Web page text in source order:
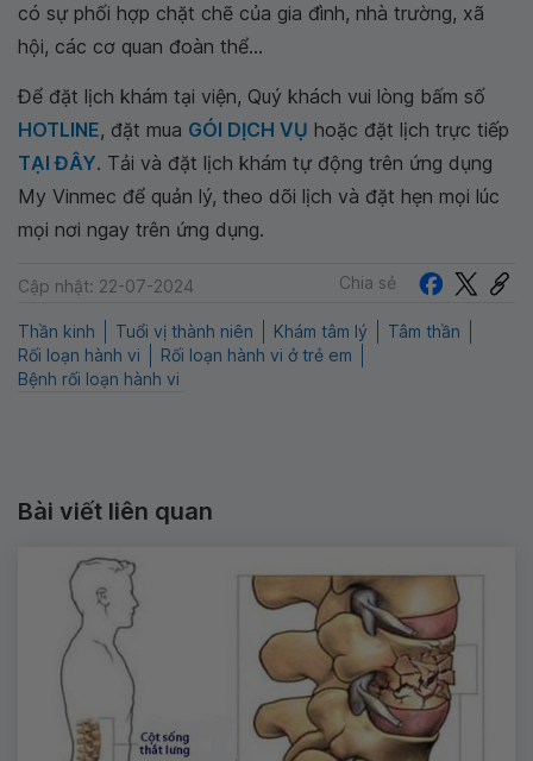
có sự phối hợp chặt chẽ của gia đình, nhà trường, xã
hội, các cơ quan đoàn thể...
Để đặt lịch khám tại viện, Quý khách vui lòng bấm số
HOTLINE, đặt mua GÓI DỊCH VỤ hoặc đặt lịch trực tiếp
TẠI ĐÂY. Tải và đặt lịch khám tự động trên ứng dụng
My Vinmec để quản lý, theo dõi lịch và đặt hẹn mọi lúc
mọi nơi ngay trên ứng dụng.
Cập nhật: 22-07-2024 Chia sẻ
Thần kinh Tuổi vị thành niên Khám tâm lý
Tâm thần
Rối loạn hành vi
Rối loạn hành vi ở trẻ em
Bệnh rối loạn hành vi
Bài viết liên quan